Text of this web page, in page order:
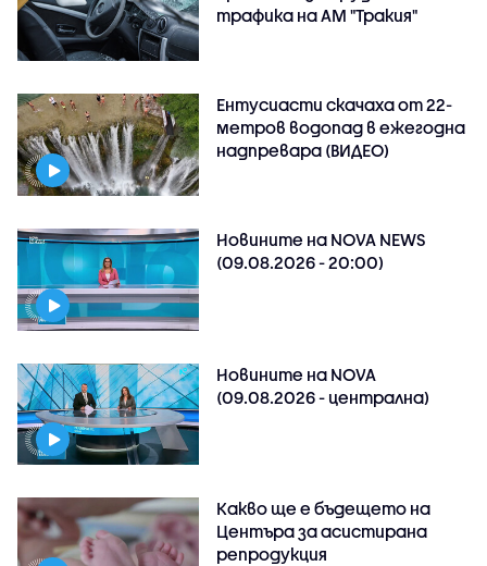
трафика на АМ "Тракия"
Ентусиасти скачаха от 22-
метров водопад в ежегодна
надпревара (ВИДЕО)
Новините на NOVA NEWS
(09.08.2026 - 20:00)
Новините на NOVA
(09.08.2026 - централна)
Какво ще е бъдещето на
Центъра за асистирана
репродукция